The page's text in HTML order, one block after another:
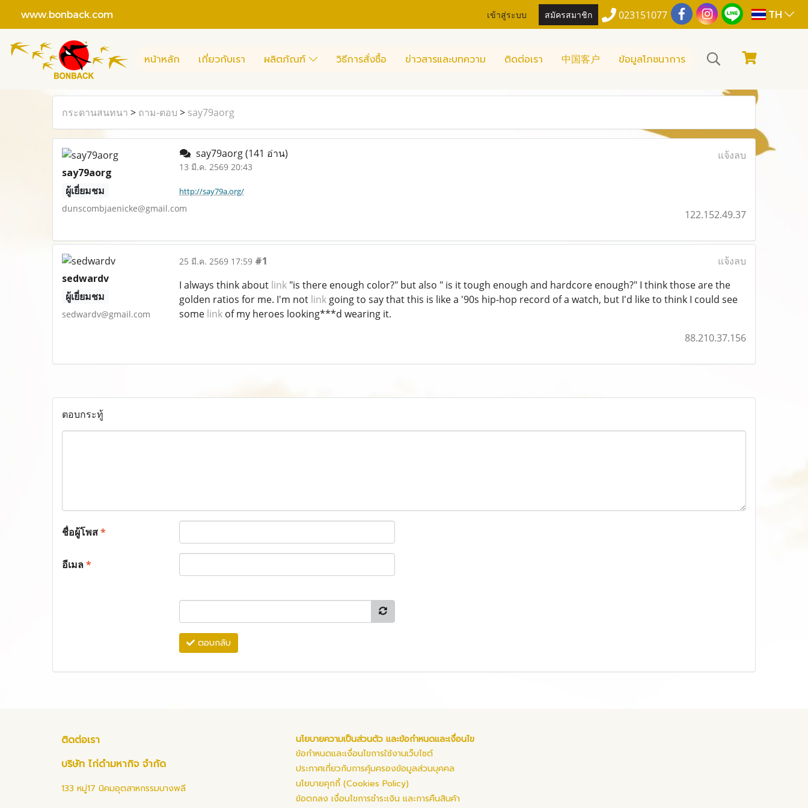
www.bonback.com เข้าสู่ระบบ สมัครสมาชิก 023151077 TH
หน้าหลัก เกี่ยวกับเรา ผลิตภัณฑ์ วิธีการสั่งซื้อ ข่าวสารและบทความ ติดต่อเรา 中国客户 ข้อมูลโภชนาการ
กระดานสนทนา > ถาม-ตอบ > say79aorg
say79aorg
ผู้เยี่ยมชม
dunscombjaenicke@gmail.com
say79aorg(141 อ่าน)
13 มี.ค. 2569 20:43
แจ้งลบ
http://say79a.org/
122.152.49.37
sedwardv
ผู้เยี่ยมชม
sedwardv@gmail.com
25 มี.ค. 2569 17:59 #1
แจ้งลบ
I always think about link"is there enough color?" but also " is it tough enough and hardcore enough?" I think those are the
golden ratios for me. I'm not linkgoing to say that this is like a '90s hip-hop record of a watch, but I'd like to think I could see
some linkof my heroes looking***d wearing it.
88.210.37.156
ตอบกระทู้
ชื่อผู้โพส*
อีเมล*
ตอบกลับ
ติดต่อเรา
บริษัท ไก่ดำมหากิจ จำกัด
133 หมู่17 นิคมอุตสาหกรรมบางพลี
นโยบายความเป็นส่วนตัว และข้อกำหนดและเงื่อนไข
ข้อกำหนดและเงื่อนไขการใช้งานเว็บไซต์
ประกาศเกี่ยวกับการคุ้มครองข้อมูลส่วนบุคคล
นโยบายคุกกี้ (Cookies Policy)
ข้อตกลง เงื่อนไขการชำระเงิน และการคืนสินค้า